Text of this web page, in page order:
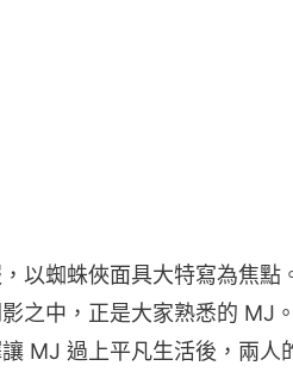
以蜘蛛俠面具大特寫為焦點
之中，正是大家熟悉的 MJ
MJ 過上平凡生活後，兩人